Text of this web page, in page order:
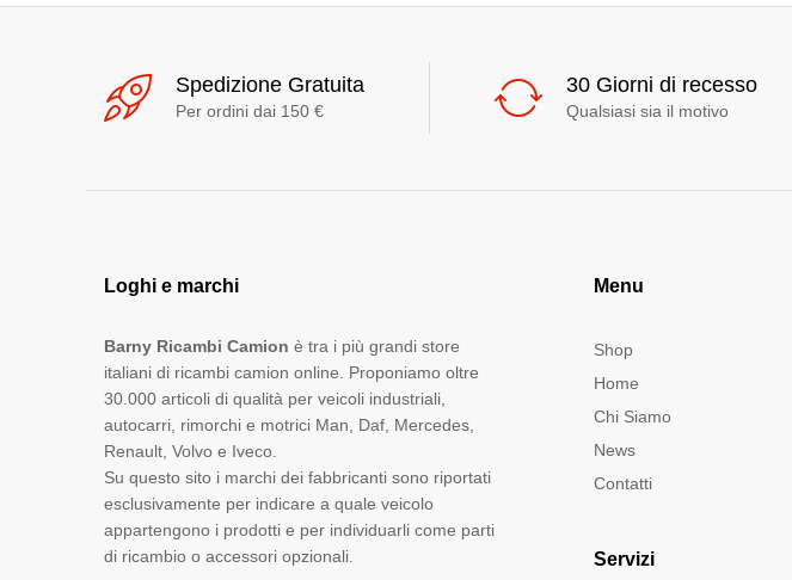
Spedizione Gratuita
Per ordini dai 150 €
30 Giorni di recesso
Qualsiasi sia il motivo
Loghi e marchi
Barny Ricambi Camion è tra i più grandi store
italiani di ricambi camion online. Proponiamo oltre
30.000 articoli di qualità per veicoli industriali,
autocarri, rimorchi e motrici Man, Daf, Mercedes,
Renault, Volvo e Iveco.
Su questo sito i marchi dei fabbricanti sono riportati
esclusivamente per indicare a quale veicolo
appartengono i prodotti e per individuarli come parti
di ricambio o accessori opzionali.
Menu
Shop
Home
Chi Siamo
News
Contatti
Servizi